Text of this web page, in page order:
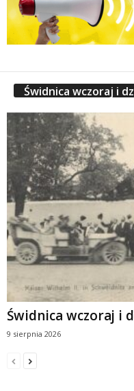
Świdnica wczoraj i
Świdnica wczoraj i
9 sierpnia 2026